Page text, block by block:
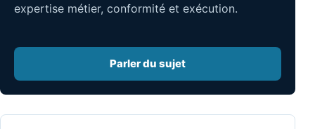
expertise métier, conformité et exécution.
Parler du sujet